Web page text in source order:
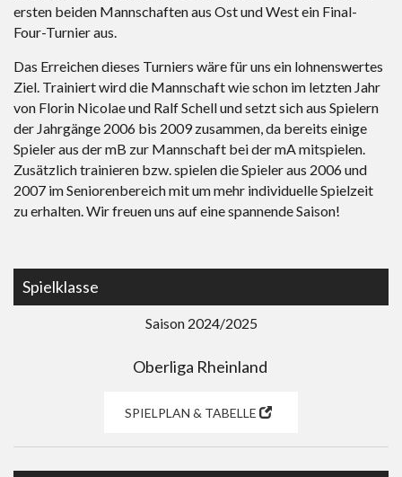
ersten beiden Mannschaften aus Ost und West ein Final-
Four-Turnier aus.
Das Erreichen dieses Turniers wäre für uns ein lohnenswertes
Ziel. Trainiert wird die Mannschaft wie schon im letzten Jahr
von Florin Nicolae und Ralf Schell und setzt sich aus Spielern
der Jahrgänge 2006 bis 2009 zusammen, da bereits einige
Spieler aus der mB zur Mannschaft bei der mA mitspielen.
Zusätzlich trainieren bzw. spielen die Spieler aus 2006 und
2007 im Seniorenbereich mit um mehr individuelle Spielzeit
zu erhalten. Wir freuen uns auf eine spannende Saison!
Spielklasse
Saison 2024/2025
Oberliga Rheinland
SPIELPLAN & TABELLE